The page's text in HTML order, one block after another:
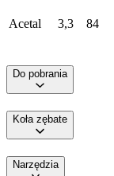
Acetal 3,3 84
Do pobrania
Koła zębate
Narzędzia